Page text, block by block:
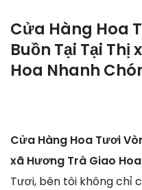
Cửa Hàng Hoa
Buồn Tại Tại
Hoa Nhanh
Cửa Hàng Hoa Tươi
xã Hương Trà Giao
Tươi, bên tôi không chỉ